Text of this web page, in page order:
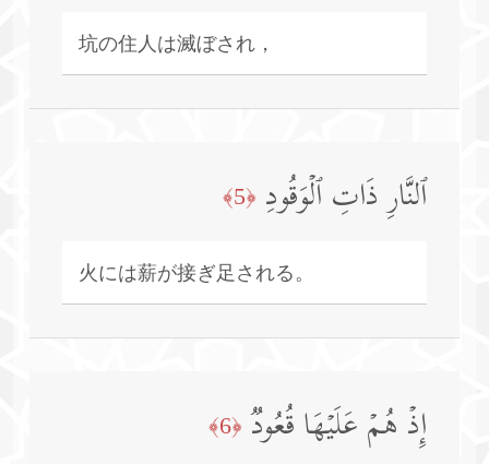
坑の住人は滅ぼされ，
ٱلنَّارِ ذَاتِ ٱلۡوَقُودِ ﴿5﴾
火には薪が接ぎ足される。
إِذۡ هُمۡ عَلَیۡهَا قُعُودࣱ ﴿6﴾